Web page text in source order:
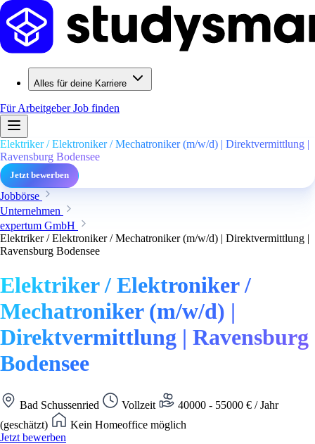
Alles für deine Karriere
Für ArbeitgeberJob finden
Elektriker / Elektroniker / Mechatroniker (m/w/d) | Direktvermittlung |
Ravensburg Bodensee
Jetzt bewerben
Jobbörse
Unternehmen
expertum GmbH
Elektriker / Elektroniker / Mechatroniker (m/w/d) | Direktvermittlung |
Ravensburg Bodensee
Elektriker / Elektroniker /
Mechatroniker (m/w/d) |
Direktvermittlung | Ravensburg
Bodensee
Bad Schussenried Vollzeit
40000 - 55000 € / Jahr
(geschätzt)
Kein Homeoffice möglich
Jetzt bewerben